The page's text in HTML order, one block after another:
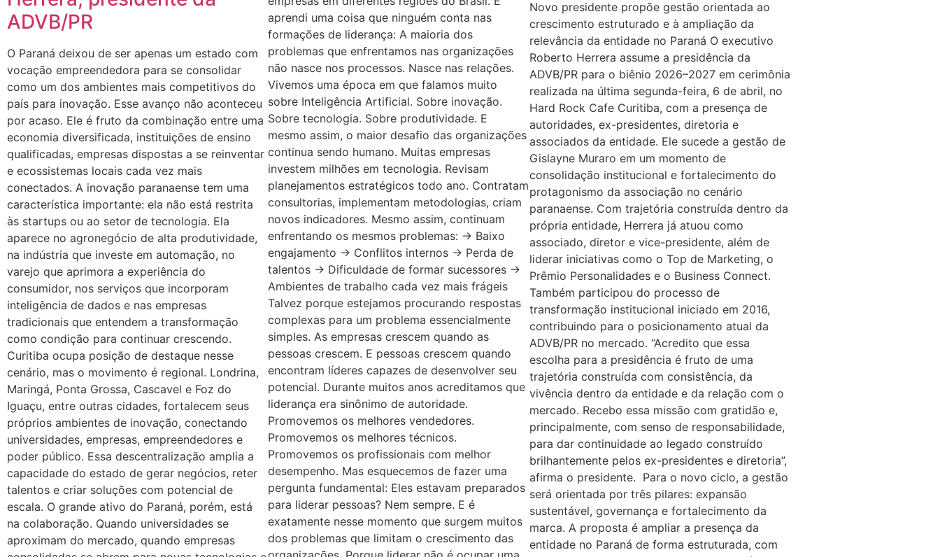
ADVB/PR
O Paraná deixou de ser apenas um estado com
vocação empreendedora para se consolidar
como um dos ambientes mais competitivos do
país para inovação. Esse avanço não aconteceu
por acaso. Ele é fruto da combinação entre uma
economia diversificada, instituições de ensino
qualificadas, empresas dispostas a se reinventar
e ecossistemas locais cada vez mais
conectados. A inovação paranaense tem uma
característica importante: ela não está restrita
às startups ou ao setor de tecnologia. Ela
aparece no agronegócio de alta produtividade,
na indústria que investe em automação, no
varejo que aprimora a experiência do
consumidor, nos serviços que incorporam
inteligência de dados e nas empresas
tradicionais que entendem a transformação
como condição para continuar crescendo.
Curitiba ocupa posição de destaque nesse
cenário, mas o movimento é regional. Londrina,
Maringá, Ponta Grossa, Cascavel e Foz do
Iguaçu, entre outras cidades, fortalecem seus
próprios ambientes de inovação, conectando
universidades, empresas, empreendedores e
poder público. Essa descentralização amplia a
capacidade do estado de gerar negócios, reter
talentos e criar soluções com potencial de
escala. O grande ativo do Paraná, porém, está
na colaboração. Quando universidades se
aproximam do mercado, quando empresas
aprendi uma coisa que ninguém conta nas
formações de liderança: A maioria dos
problemas que enfrentamos nas organizações
não nasce nos processos. Nasce nas relações.
Vivemos uma época em que falamos muito
sobre Inteligência Artificial. Sobre inovação.
Sobre tecnologia. Sobre produtividade. E
mesmo assim, o maior desafio das organizações
continua sendo humano. Muitas empresas
investem milhões em tecnologia. Revisam
planejamentos estratégicos todo ano. Contratam
consultorias, implementam metodologias, criam
novos indicadores. Mesmo assim, continuam
enfrentando os mesmos problemas: → Baixo
engajamento → Conflitos internos → Perda de
talentos → Dificuldade de formar sucessores →
Ambientes de trabalho cada vez mais frágeis
Talvez porque estejamos procurando respostas
complexas para um problema essencialmente
simples. As empresas crescem quando as
pessoas crescem. E pessoas crescem quando
encontram líderes capazes de desenvolver seu
potencial. Durante muitos anos acreditamos que
liderança era sinônimo de autoridade.
Promovemos os melhores vendedores.
Promovemos os melhores técnicos.
Promovemos os profissionais com melhor
desempenho. Mas esquecemos de fazer uma
pergunta fundamental: Eles estavam preparados
para liderar pessoas? Nem sempre. E é
exatamente nesse momento que surgem muitos
dos problemas que limitam o crescimento das
Novo presidente propõe gestão orientada ao
crescimento estruturado e à ampliação da
relevância da entidade no Paraná O executivo
Roberto Herrera assume a presidência da
ADVB/PR para o biênio 2026–2027 em cerimônia
realizada na última segunda-feira, 6 de abril, no
Hard Rock Cafe Curitiba, com a presença de
autoridades, ex-presidentes, diretoria e
associados da entidade. Ele sucede a gestão de
Gislayne Muraro em um momento de
consolidação institucional e fortalecimento do
protagonismo da associação no cenário
paranaense. Com trajetória construída dentro da
própria entidade, Herrera já atuou como
associado, diretor e vice-presidente, além de
liderar iniciativas como o Top de Marketing, o
Prêmio Personalidades e o Business Connect.
Também participou do processo de
transformação institucional iniciado em 2016,
contribuindo para o posicionamento atual da
ADVB/PR no mercado. “Acredito que essa
escolha para a presidência é fruto de uma
trajetória construída com consistência, da
vivência dentro da entidade e da relação com o
mercado. Recebo essa missão com gratidão e,
principalmente, com senso de responsabilidade,
para dar continuidade ao legado construído
brilhantemente pelos ex-presidentes e diretoria”,
afirma o presidente. Para o novo ciclo, a gestão
será orientada por três pilares: expansão
sustentável, governança e fortalecimento da
marca. A proposta é ampliar a presença da
entidade no Paraná de forma estruturada, com